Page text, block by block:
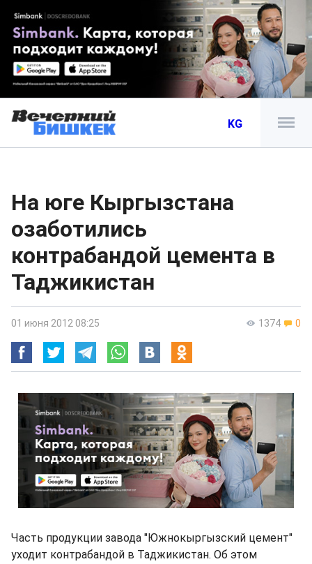
KG
На юге Кыргызстана
озаботились
контрабандой цемента в
Таджикистан
1374 0
01 июня 2012 08:25
Часть продукции завода "Южнокыргызский цемент"
уходит контрабандой в Таджикистан. Об этом